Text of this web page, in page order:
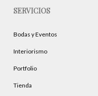
SERVICIOS
Bodas y Eventos
Interiorismo
Portfolio
Tienda